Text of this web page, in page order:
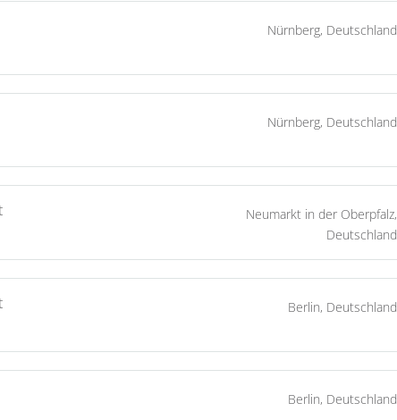
Nürnberg, Deutschland
Nürnberg, Deutschland
Neumarkt in der Oberpfalz,
Deutschland
Berlin, Deutschland
Berlin, Deutschland